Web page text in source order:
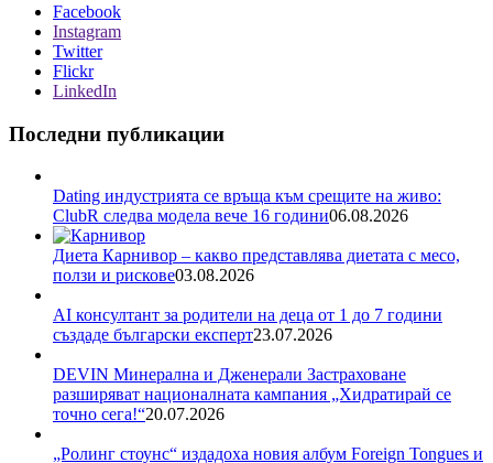
Facebook
Instagram
Twitter
Flickr
LinkedIn
Последни публикации
Dating индустрията се връща към срещите на живо:
ClubR следва модела вече 16 години06.08.2026
Диета Карнивор – какво представлява диетата с месо,
ползи и рискове03.08.2026
AI консултант за родители на деца от 1 до 7 години
създаде български експерт23.07.2026
DEVIN Минерална и Дженерали Застраховане
разширяват националната кампания „Хидратирай се
точно сега!“20.07.2026
„Ролинг стоунс“ издадоха новия албум Foreign Tongues и